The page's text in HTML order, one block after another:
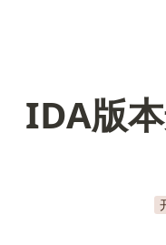
IDA版